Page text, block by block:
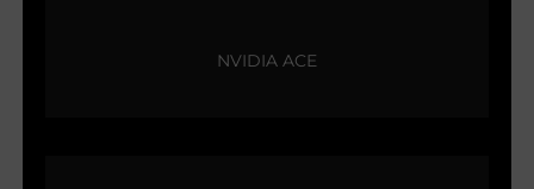
NVIDIA ACE